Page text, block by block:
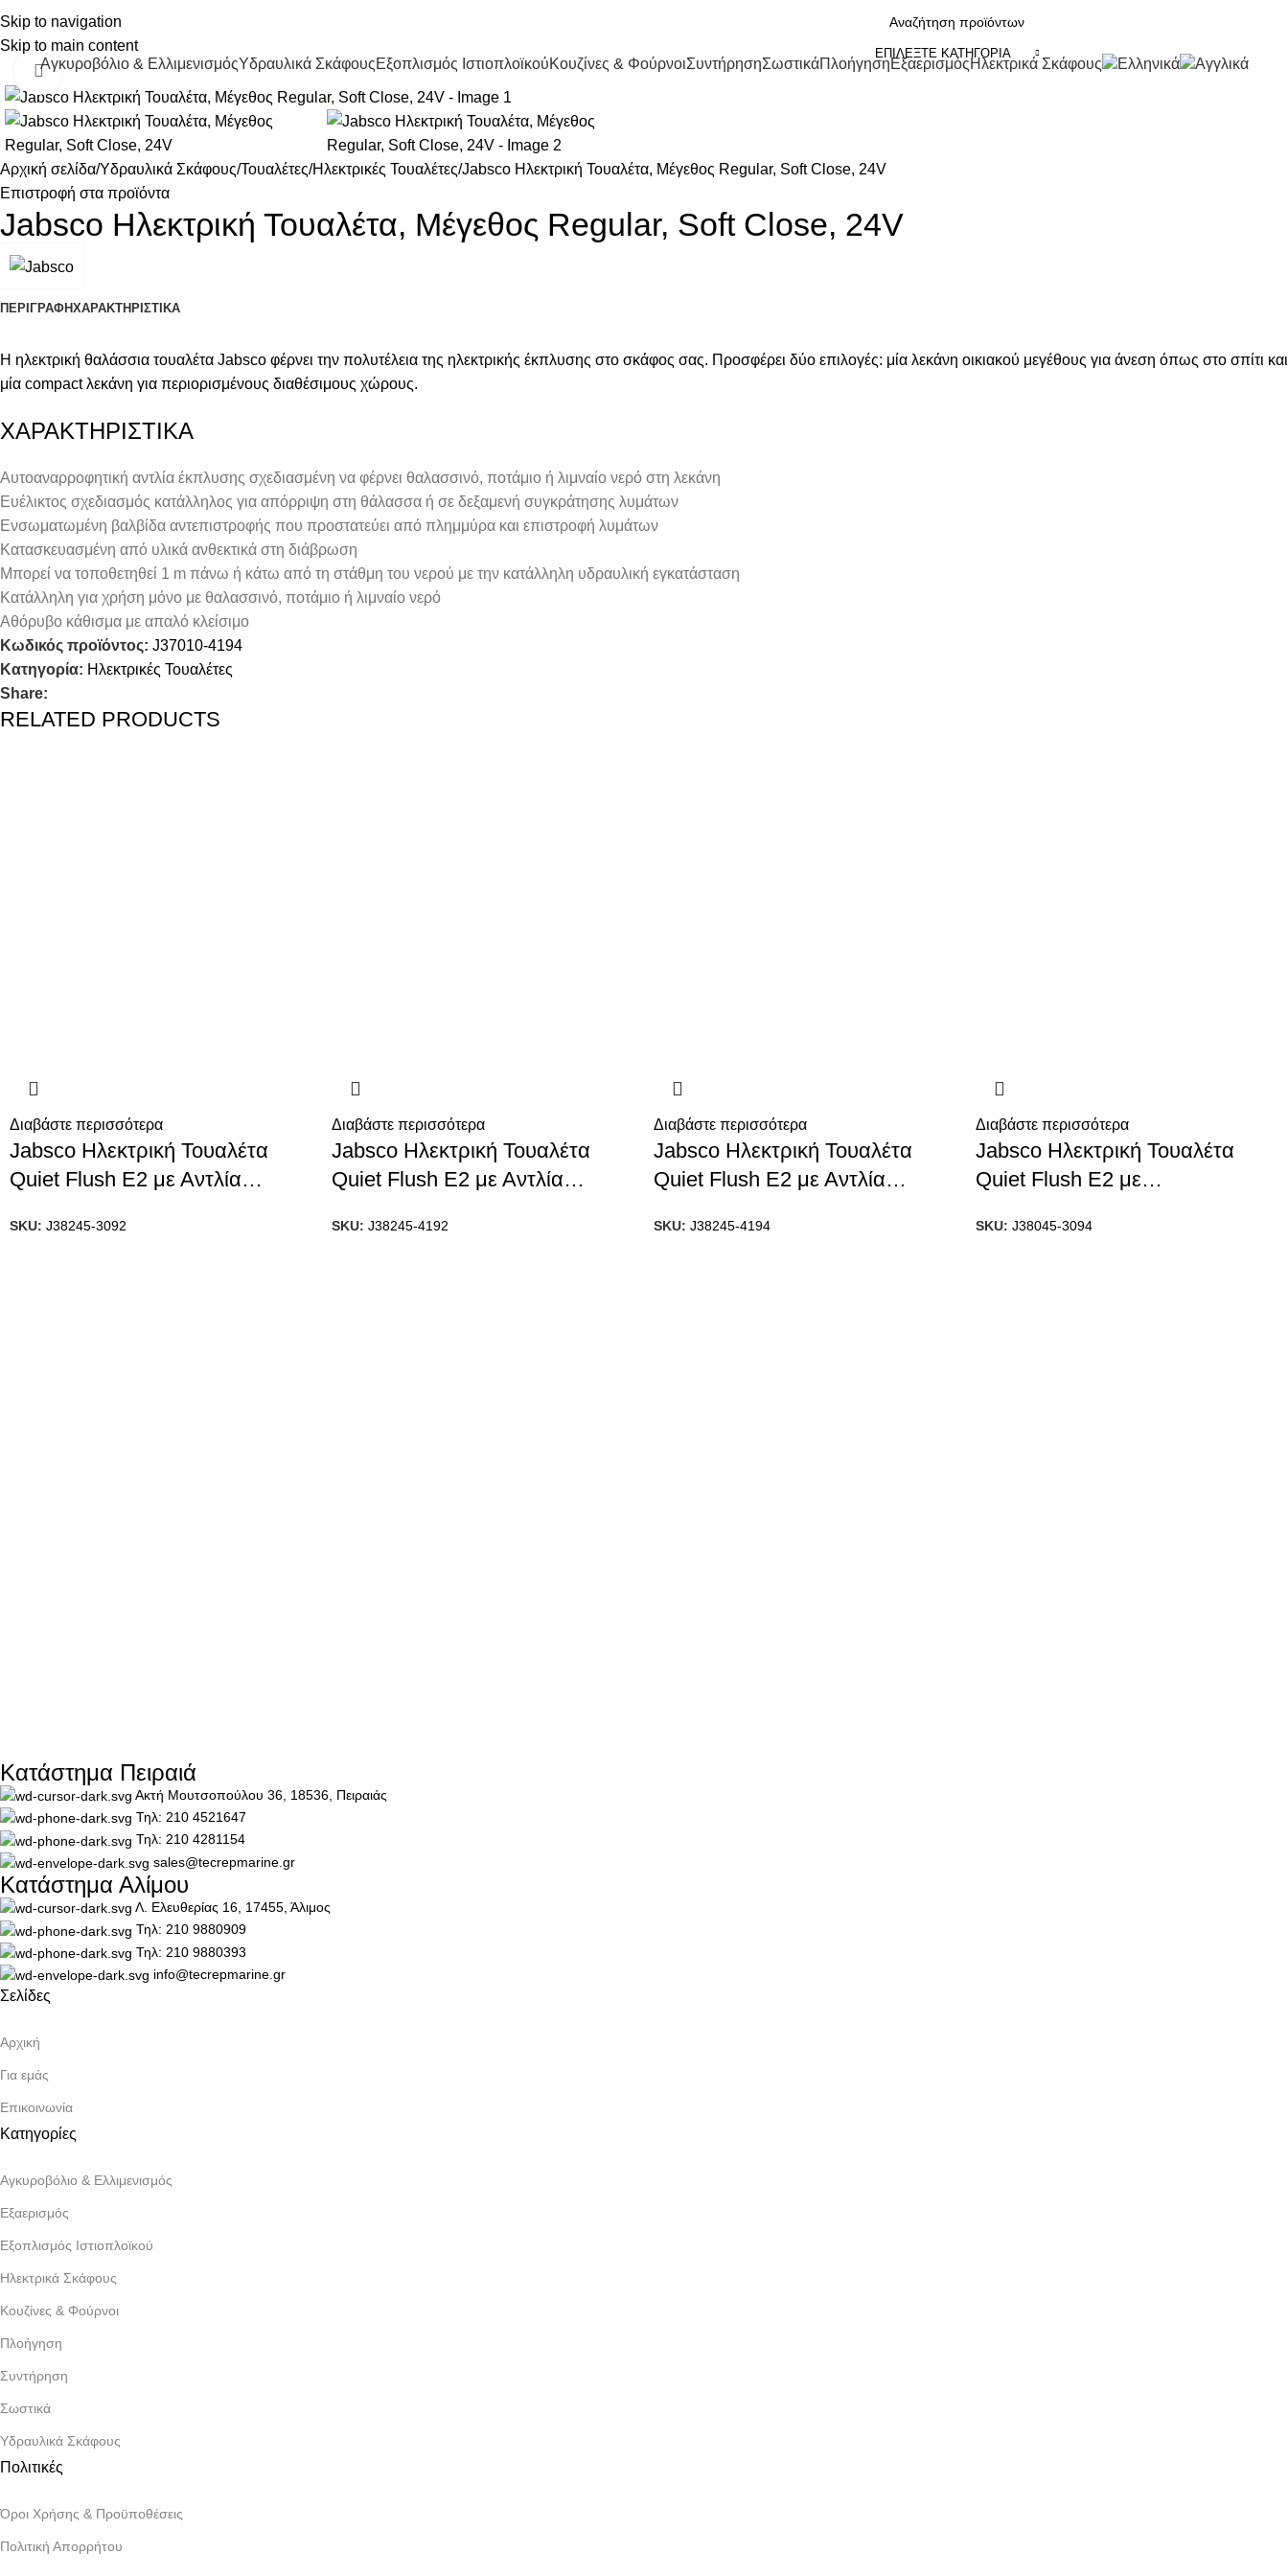
Skip to navigation
Skip to main content
ΕΠΙΛΈΞΤΕ ΚΑΤΗΓΟΡΊΑ
Αγκυροβόλιο & ΕλλιμενισμόςΥδραυλικά ΣκάφουςΕξοπλισμός ΙστιοπλοϊκούΚουζίνες & ΦούρνοιΣυντήρησηΣωστικάΠλοήγησηΕξαερισμόςΗλεκτρικά Σκάφους
Κάντε κλικ για μεγέθυνση
Αρχική σελίδα Υδραυλικά Σκάφους Τουαλέτες Ηλεκτρικές Τουαλέτες Jabsco Ηλεκτρική Τουαλέτα, Μέγεθος Regular, Soft Close, 24V
Επιστροφή στα προϊόντα
Jabsco Ηλεκτρική Τουαλέτα, Μέγεθος Regular, Soft Close, 24V
ΠΕΡΙΓΡΑΦΉΧΑΡΑΚΤΗΡΙΣΤΙΚΑ
Η ηλεκτρική θαλάσσια τουαλέτα Jabsco φέρνει την πολυτέλεια της ηλεκτρικής έκπλυσης στο σκάφος σας. Προσφέρει δύο επιλογές: μία λεκάνη οικιακού μεγέθους για άνεση όπως στο σπίτι και
μία compact λεκάνη για περιορισμένους διαθέσιμους χώρους.
ΧΑΡΑΚΤΗΡΙΣΤΙΚΑ
Αυτοαναρροφητική αντλία έκπλυσης σχεδιασμένη να φέρνει θαλασσινό, ποτάμιο ή λιμναίο νερό στη λεκάνη
Ευέλικτος σχεδιασμός κατάλληλος για απόρριψη στη θάλασσα ή σε δεξαμενή συγκράτησης λυμάτων
Ενσωματωμένη βαλβίδα αντεπιστροφής που προστατεύει από πλημμύρα και επιστροφή λυμάτων
Κατασκευασμένη από υλικά ανθεκτικά στη διάβρωση
Μπορεί να τοποθετηθεί 1 m πάνω ή κάτω από τη στάθμη του νερού με την κατάλληλη υδραυλική εγκατάσταση
Κατάλληλη για χρήση μόνο με θαλασσινό, ποτάμιο ή λιμναίο νερό
Αθόρυβο κάθισμα με απαλό κλείσιμο
Κωδικός προϊόντος: J37010-4194
Κατηγορία: Ηλεκτρικές Τουαλέτες
Share:
RELATED PRODUCTS
Διαβάστε περισσότερα
Jabsco Ηλεκτρική Τουαλέτα
Quiet Flush E2 με Αντλία
SKU: J38245-3092
Διαβάστε περισσότερα
Jabsco Ηλεκτρική Τουαλέτα
Quiet Flush E2 με Αντλία
Close, 12V
SKU: J38245-4192
Διαβάστε περισσότερα
Jabsco Ηλεκτρική Τουαλέτα
Quiet Flush E2 με Αντλία
Close, 24V
SKU: J38245-4194
Διαβάστε περισσότερα
Jabsco Ηλεκτρική Τουαλέτα
Quiet Flush E2 με
Compact, 24V
SKU: J38045-3094
Κατάστημα Πειραιά
Ακτή Μουτσοπούλου 36, 18536, Πειραιάς
Τηλ: 210 4521647
Τηλ: 210 4281154
sales@tecrepmarine.gr
Κατάστημα Αλίμου
Λ. Ελευθερίας 16, 17455, Άλιμος
Τηλ: 210 9880909
Τηλ: 210 9880393
info@tecrepmarine.gr
Σελίδες
Αρχική
Για εμάς
Επικοινωνία
Κατηγορίες
Αγκυροβόλιο & Ελλιμενισμός
Εξαερισμός
Εξοπλισμός Ιστιοπλοϊκού
Ηλεκτρικά Σκάφους
Κουζίνες & Φούρνοι
Πλοήγηση
Συντήρηση
Σωστικά
Υδραυλικά Σκάφους
Πολιτικές
Όροι Χρήσης & Προϋποθέσεις
Πολιτική Απορρήτου